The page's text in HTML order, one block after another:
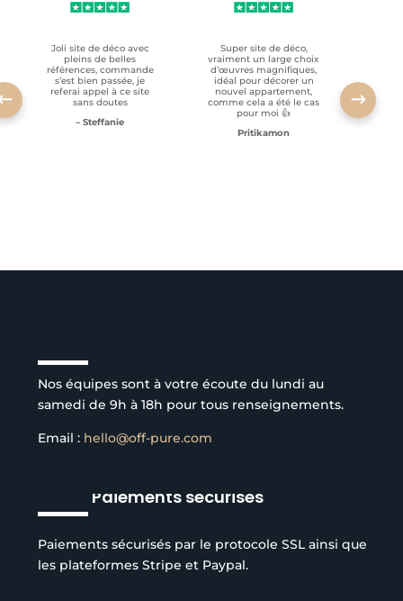
Joli site de déco avec
pleins de belles
références, commande
s’est bien passée, je
referai appel à ce site
sans doutes
– Steffanie
Super site de déco,
vraiment un large choix
d’œuvres magnifiques,
idéal pour décorer un
nouvel appartement,
comme cela a été le cas
pour moi 👍
Pritikamon
Nos équipes sont à votre écoute du lundi au
samedi de 9h à 18h pour tous renseignements.
Email : hello@off-pure.com
Paiements sécurisés
Paiements sécurisés par le protocole SSL ainsi que
les plateformes Stripe et Paypal.